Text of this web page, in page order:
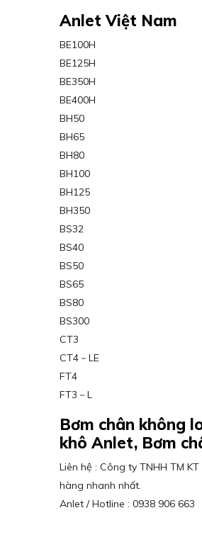
Anlet Việt Nam
BE100H
BE125H
BE350H
BE400H
BH50
BH65
BH80
BH100
BH125
BH350
BS32
BS40
BS50
BS65
BS80
BS300
CT3
CT4－LE
FT4
FT3－L
Bơm chân không
khô Anlet, Bơm
Liên hệ : Công ty TNHH TM
hàng nhanh nhất.
Anlet / Hotline : 0938 906 663